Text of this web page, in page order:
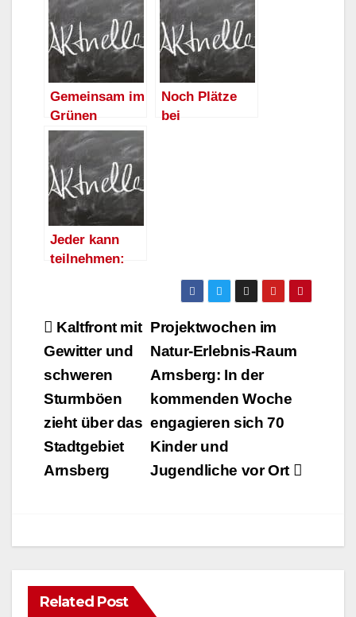
nach Hagen
sucht
Kursleiter-/inn
en Für die
Kurse
Textverarbeitu
ngs- und
Internetkurse
Gemeinsam im
Grünen
werkeln –
Projekt
„Gärtnern
macht
glücklich“
sucht neue
Mitstreiter/inn
en
Noch Plätze
bei
Jeder kann
teilnehmen:
Juni
Beitragsnavigation
Projektwochen im
Natur-Erlebnis-Raum
Arnsberg: In der
kommenden Woche
engagieren sich 70
Kinder und
Jugendliche vor Ort
Kaltfront mit
Gewitter und
schweren
Sturmböen
zieht über das
Stadtgebiet
Arnsberg
Related Post